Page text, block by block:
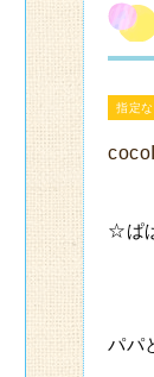
指定な
☆ぱ
パパ